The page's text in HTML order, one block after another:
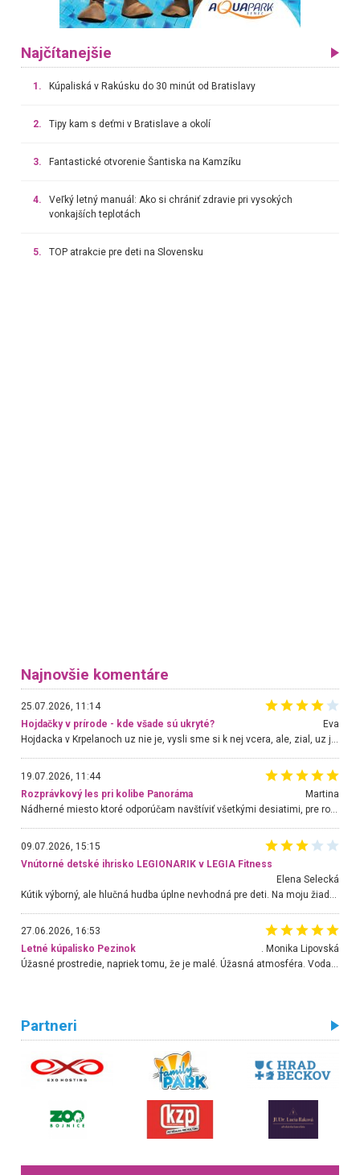
Najčítanejšie
1. Kúpaliská v Rakúsku do 30 minút od Bratislavy
2. Tipy kam s deťmi v Bratislave a okolí
3. Fantastické otvorenie Šantiska na Kamzíku
4.
Veľký letný manuál: Ako si chrániť zdravie pri vysokých
vonkajších teplotách
5. TOP atrakcie pre deti na Slovensku
Najnovšie komentáre
25.07.2026, 11:14
Hojdačky v prírode - kde všade sú ukryté?
Eva
Hojdacka v Krpelanoch uz nie je, vysli sme si k nej vcera, ale, zial, uz je znicena. Ak sem planujete cestu len kvoli hojdacke, mozete si ju usetrit. Krasny vyhlad je tu vsak aj bez hojdacky :-)
19.07.2026, 11:44
Rozprávkový les pri kolibe Panoráma
Martina
Nádherné miesto ktoré odporúčam navštíviť všetkými desiatimi, pre rodiny s deťmi, dôchodcom... Proste a jednoducho ozaj rozprávkový les.. určite ešte prídeme. Odniesli sme si na pamiatku krásne tričká,
09.07.2026, 15:15
Vnútorné detské ihrisko LEGIONARIK v LEGIA Fitness
Elena Selecká
27.06.2026, 16:53
Letné kúpalisko Pezinok
. Monika Lipovská
Úžasné prostredie, napriek tomu, že je malé. Úžasná atmosféra. Voda fantastická a nádherná. Ľudí je pomerne veľa, ale su mili a ohľaduplní. Je veľmi zaujímavé sledovať, ako dokážu spolu športovať cudzí ľudia a bez ohľadu na vek. Vládne tu pohoda. Vnuka neviem dostať z vody. Ďakujem za krásny deň . Urcite sa sem vrátim. Jediný problém je s parkovaním, ale aj ten sa mi podarilo vyriešiť. Monika Bratislava
Partneri